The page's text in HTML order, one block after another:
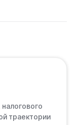
траектории